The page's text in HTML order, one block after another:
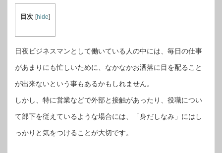
目次 [hide]
日夜ビジネスマンとして働いている人の中には、毎日の仕事
があまりにも忙しいために、なかなかお洒落に目を配ること
が出来ないという事もあるかもしれません。
しかし、特に営業などで外部と接触があったり、役職につい
て部下を従えているような場合には、「身だしなみ」にはし
っかりと気をつけることが大切です。